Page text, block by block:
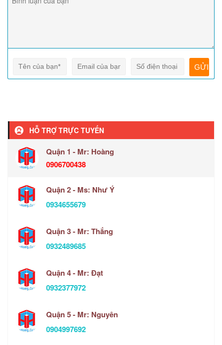
HỖ TRỢ TRỰC TUYẾN
Quận 1 - Mr: Hoàng
0906700438
Quận 2 - Ms: Như Ý
0934655679
Quận 3 - Mr: Thắng
0932489685
Quận 4 - Mr: Đạt
0932377972
Quận 5 - Mr: Nguyên
0904997692